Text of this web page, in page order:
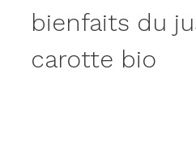
bienfaits du
carotte bio